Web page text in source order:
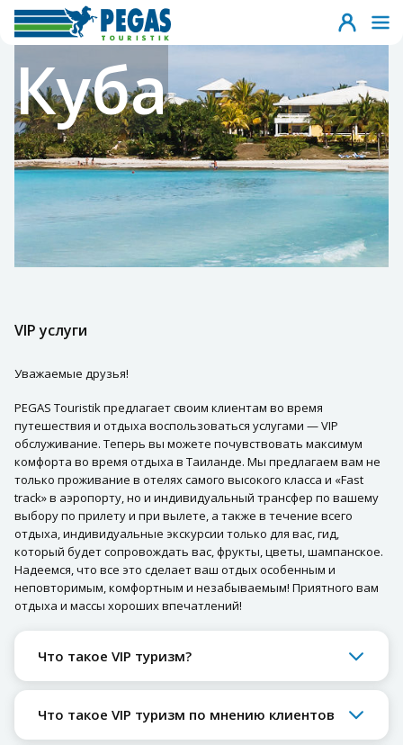
Куба
VIP услуги
Уважаемые друзья!
PEGAS Touristik предлагает своим клиентам во время
путешествия и отдыха воспользоваться услугами — VIP
обслуживание. Теперь вы можете почувствовать максимум
комфорта во время отдыха в Таиланде. Мы предлагаем вам не
только проживание в отелях самого высокого класса и «Fast
track» в аэропорту, но и индивидуальный трансфер по вашему
выбору по прилету и при вылете, а также в течение всего
отдыха, индивидуальные экскурсии только для вас, гид,
который будет сопровождать вас, фрукты, цветы, шампанское.
Надеемся, что все это сделает ваш отдых особенным и
неповторимым, комфортным и незабываемым! Приятного вам
отдыха и массы хороших впечатлений!
Что такое VIP туризм?
Что такое VIP туризм по мнению клиентов